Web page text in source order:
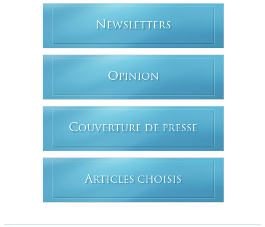
N EWSLETTERS
OPINION
COUVERTURE DE PRESSE
ARTICLES CHOISIS